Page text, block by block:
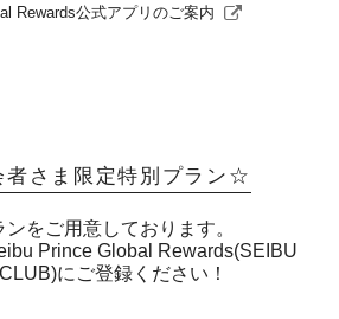
Rewards公式アプリのご案内
さま限定特別プラン☆
をご用意しております。
Prince Global Rewards(SEIBU
にご登録ください！